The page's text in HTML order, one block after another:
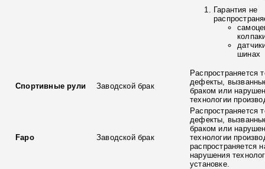
Гарантия не
шинах
Спортивные рули Заводской брак
Распространяется
дефекты,
браком или
технологии
Fapo Заводской брак
Распространяется
дефекты,
браком или
технологии
распространяется
нарушения
установке.